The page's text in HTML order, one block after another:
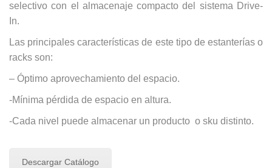
selectivo con el almacenaje compacto del sistema Drive-
In.
Las principales características de este tipo de estanterías o
racks son:
– Óptimo aprovechamiento del espacio.
-Mínima pérdida de espacio en altura.
-Cada nivel puede almacenar un producto o sku distinto.
Descargar Catálogo